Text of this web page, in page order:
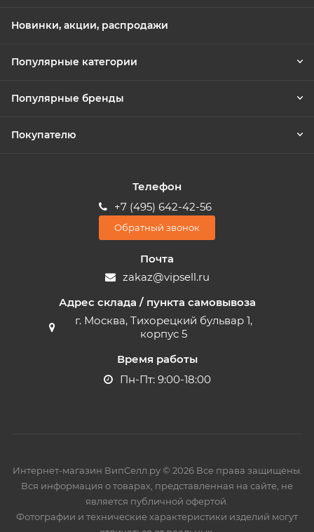
Новинки, акции, распродажи
Популярные категории
Популярные бренды
Покупателю
Телефон
+7 (495) 642-42-56
Обратный звонок
Почта
zakaz@vipsell.ru
Адрес склада / пункта самовывоза
г. Москва, Тихорецкий бульвар 1,
корпус 5
Время работы
Пн-Пт: 9:00-18:00
Интернет-магазин ВипСелл.ру © 2026 Все права защищены.
Вся информация о товарах, представленная на сайте, не
является публичной офертой.
Фотографии и технические характеристики изделий могут